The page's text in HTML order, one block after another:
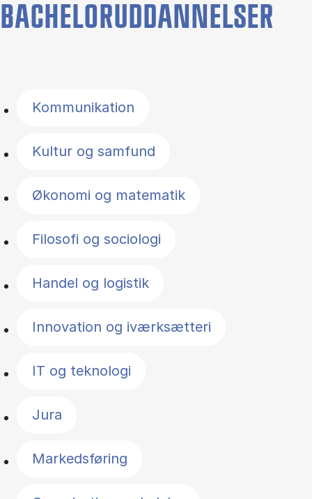
BACHELORUDDANNELSER
Kommunikation
Kultur og samfund
Økonomi og matematik
Filosofi og sociologi
Handel og logistik
Innovation og iværksætteri
IT og teknologi
Jura
Markedsføring